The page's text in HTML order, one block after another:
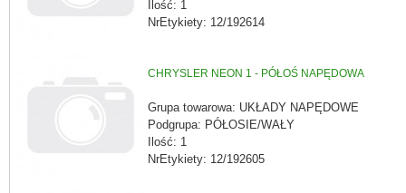
Ilość: 1
NrEtykiety: 12/192614
CHRYSLER NEON 1 - PÓŁOŚ NAPĘDOWA
Grupa towarowa: UKŁADY NAPĘDOWE
Podgrupa: PÓŁOSIE/WAŁY
Ilość: 1
NrEtykiety: 12/192605